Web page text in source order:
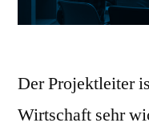
Der Projektleiter
Wirtschaft sehr